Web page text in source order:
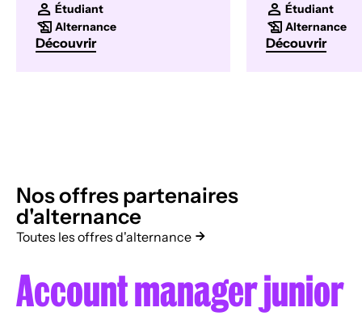
Étudiant
Alternance
Découvrir
Étudiant
Alternance
Découvrir
Nos offres partenaires
d'alternance
Toutes les offres d'alternance
Account manager junior